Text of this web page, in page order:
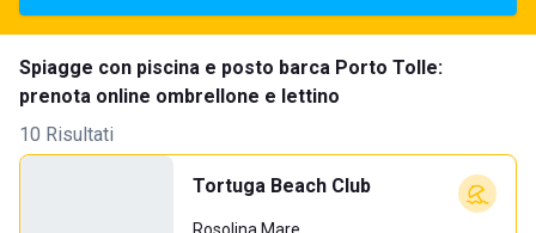
Spiagge con piscina e posto barca Porto Tolle:
prenota online ombrellone e lettino
10 Risultati
Tortuga Beach Club